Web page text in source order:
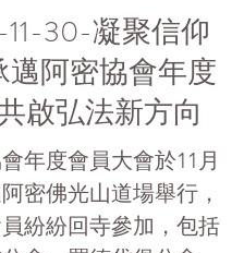
30-凝聚信仰
邁阿密協會年度
啟弘法新方向
年度會員大會於11月
密佛光山道場舉行，
紛紛回寺參加，包括